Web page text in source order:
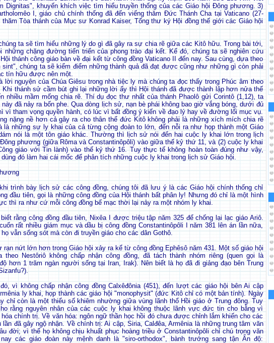
Dignitas", khuyến khích việc tìm hiểu truyền thống của các Giáo hội Đông phương. 3)
I, giáo chủ chính thống đã đến viếng thăm Đức Thánh Cha tại Vaticano (27-
thăm Tòa thánh của Mục sư Konrad Kaiser, Tổng thư ký Hội đồng thế giới các Giáo hội
ta sẽ tìm hiểu những lý do gì đã gây ra sự chia rẽ giữa các Kitô hữu. Trong bài tới,
những chặng đường tiến triển của phong trào đại kết. Kế đó, chúng ta sẽ nghiên cứu
thánh công giáo bàn về đại kết từ công đồng Vaticano II đến nay. Sau cùng, dựa theo
sint", chúng ta sẽ kiểm điểm những thành quả đã đạt được cũng như những gì còn phải
tín hữu được nên một.
lời nguyện của Chúa Giêsu trong nhà tiệc ly mà chúng ta đọc thấy trong Phúc âm theo
Khi thánh sử cầm bút ghi lại những lời ấy thì Hội thánh đã được thành lập hơn nửa thế
nhiều mầm mống chia rẽ. Thí dụ đọc thư nhất của thánh Phaolô gửi Corintô (1,12), ta
này đã nảy ra bốn phe. Qua dòng lịch sử, nạn bè phái không bao giờ vắng bóng, dưới đủ
vì tham vọng quyền hành, có lúc vì bất đồng ý kiến về đạo lý hay về đường lối mục vụ.
nặng nề hơn cả gây ra cho thân thể đức Kitô không phải là những xích mích chia rẽ
là những sự ly khai của cả từng cộng đoàn to lớn, đến nỗi ra như họp thành một Giáo
nói là một tôn giáo khác. Thường thì lịch sử nói đến hai cuộc ly khai lớn trong lịch
phương (giữa Rôma và Constantinôpôli) vào giữa thế kỷ thứ 11, và (2) cuộc ly khai
giáo với Tin lành) vào thế kỷ thứ 16. Tuy thực tế không hoàn toàn đúng như vậy,
đó làm hai cái mốc để phân tích những cuộc ly khai trong lịch sử Giáo hội.
trình bày lịch sử các công đồng, chúng tôi đã lưu ý là các Giáo hội chính thống chỉ
đầu tiên, gọi là những công đồng của Hội thánh bất phân ly! Nhưng đó chỉ là một hình
thì ra như cứ mỗi công đồng bế mạc thời lại nảy ra một nhóm ly khai.
rằng công đồng đầu tiên, Nixêa I được triệu tập năm 325 để chống lại lạc giáo Ariô.
rất nhiều giám mục và dầu bị công đồng Constantinôpôli I năm 381 lên án lần nữa,
vẫn sống sót mà còn đi truyền giáo cho các dân Gothô.
rạn nứt lớn hơn trong Giáo hội xảy ra kể từ công đồng Ephêsô năm 431. Một số giáo hội
theo Nestôriô không chấp nhận công đồng, đã tách thành nhóm riêng (quen gọi là
hơn 1 trăm ngàn người sống tại Iran, Irak). Nên biết là họ đã đi giảng đạo bên Trung
vì không chấp nhận công đồng Calxêđônia (451), đến lượt các giáo hội bên Ai cập
ly khai, họp thành các giáo hội "monophysit" (đức Kitô chỉ có một bản tính). Ngày
chỉ còn là một thiểu số khiêm nhường giữa vùng lãnh thổ Hồi giáo ở Trung đông. Tuy
rằng nguyên nhân của các cuộc ly khai không thuộc lãnh vực đức tin cho bằng vì
chính trị. Về văn hóa: ngôn ngữ thần học hồi đó chưa được chỉnh lắm khiến cho các
lần đã gây ngộ nhận. Về chính trị: Ai cập, Siria, Calđêa, Armênia là những trung tâm văn
đời; vì thế họ không chịu khuất phục hoàng triều ở Constantinôpôli chỉ chú trọng văn
các giáo đoàn này mệnh danh là "siro-orthodox", bành trướng sang tận Ấn độ: